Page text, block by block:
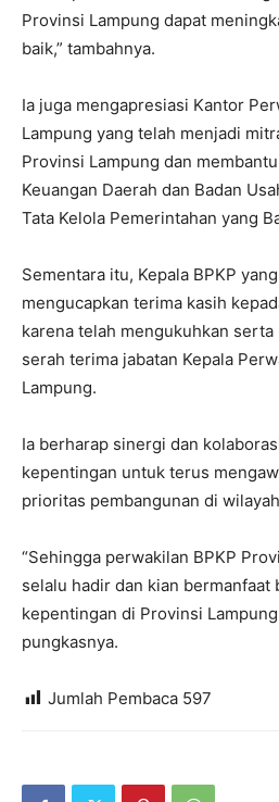
Provinsi Lampung dapat
baik,” tambahnya.
Ia juga mengapresiasi Kantor
Lampung yang telah menjadi
Provinsi Lampung dan
Keuangan Daerah dan Badan
Tata Kelola Pemerintahan yang
Sementara itu, Kepala BPKP
mengucapkan terima kasih
karena telah mengukuhkan
serah terima jabatan Kepala
Lampung.
Ia berharap sinergi dan
kepentingan untuk terus
prioritas pembangunan di
“Sehingga perwakilan BPKP
selalu hadir dan kian bermanfaat
kepentingan di Provinsi
pungkasnya.
Jumlah Pembaca 597